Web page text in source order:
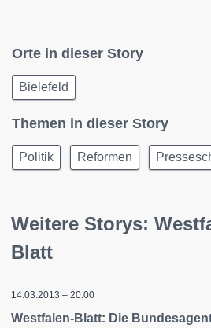
Orte in dieser Story
Bielefeld
Themen in dieser Story
Politik Reformen
Weitere Storys:
Blatt
14.03.2013 – 20:00
Westfalen-Blatt: Die